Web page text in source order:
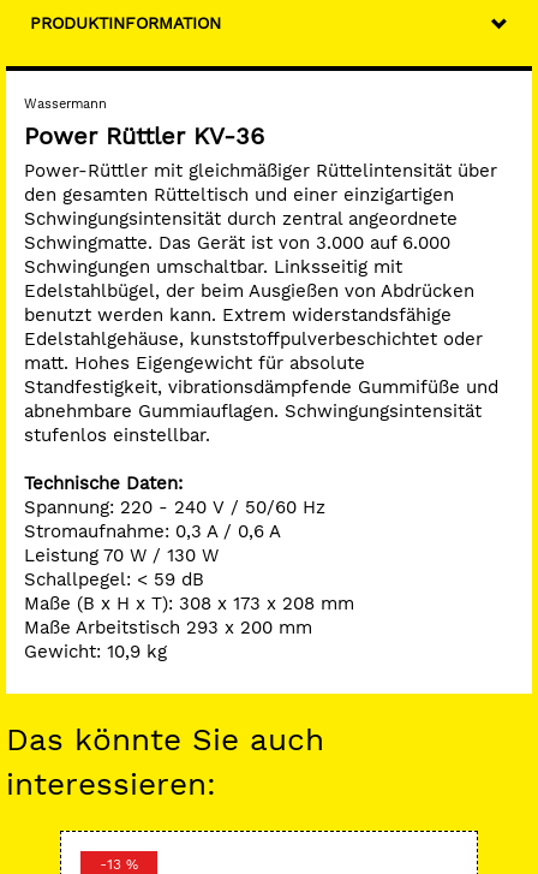
Gewicht: 10,9 kg
PRODUKTINFORMATION
Wassermann
Power Rüttler KV-36
Power-Rüttler mit gleichmäßiger Rüttelintensität über
den gesamten Rütteltisch und einer einzigartigen
Schwingungsintensität durch zentral angeordnete
Schwingmatte. Das Gerät ist von 3.000 auf 6.000
Schwingungen umschaltbar. Linksseitig mit
Edelstahlbügel, der beim Ausgießen von Abdrücken
benutzt werden kann. Extrem widerstandsfähige
Edelstahlgehäuse, kunststoffpulverbeschichtet oder
matt. Hohes Eigengewicht für absolute
Standfestigkeit, vibrationsdämpfende Gummifüße und
abnehmbare Gummiauflagen. Schwingungsintensität
stufenlos einstellbar.
Technische Daten:
Spannung: 220 - 240 V / 50/60 Hz
Stromaufnahme: 0,3 A / 0,6 A
Leistung 70 W / 130 W
Schallpegel: < 59 dB
Maße (B x H x T): 308 x 173 x 208 mm
Maße Arbeitstisch 293 x 200 mm
Gewicht: 10,9 kg
Das könnte Sie auch
interessieren:
-13 %